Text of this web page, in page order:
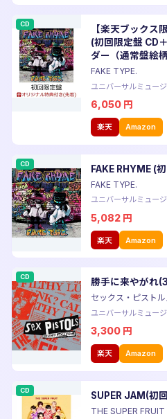
CD
【楽天ブックス
(初回限定盤 CD
ダー（通常盤絵
FAKE TYPE.
ユニバーサルミュー
6,050 円
楽天 Amazon
CD FAKE RHYME (
FAKE TYPE.
ユニバーサルミュー
5,082 円
楽天 Amazon
CD 勝手に来やがれ
セックス・ピスト
ユニバーサルミュー
3,300 円
楽天 Amazon
CD SUPER JAM(初
THE SUPER FRUIT